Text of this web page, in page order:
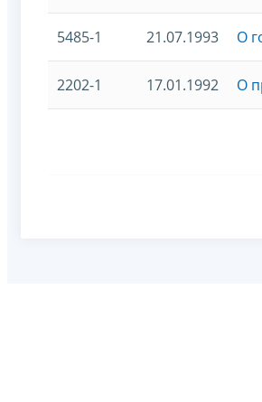
5485-1 21.07.1993 О
2202-1 17.01.1992 О